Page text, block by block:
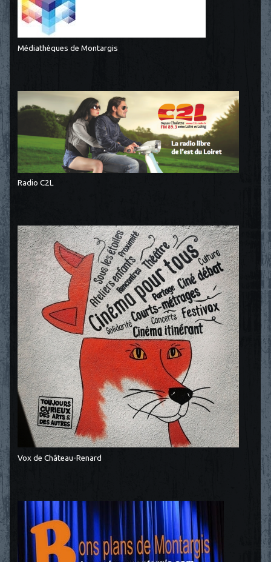
Médiathèques de Montargis
Radio C2L
Vox de Château-Renard